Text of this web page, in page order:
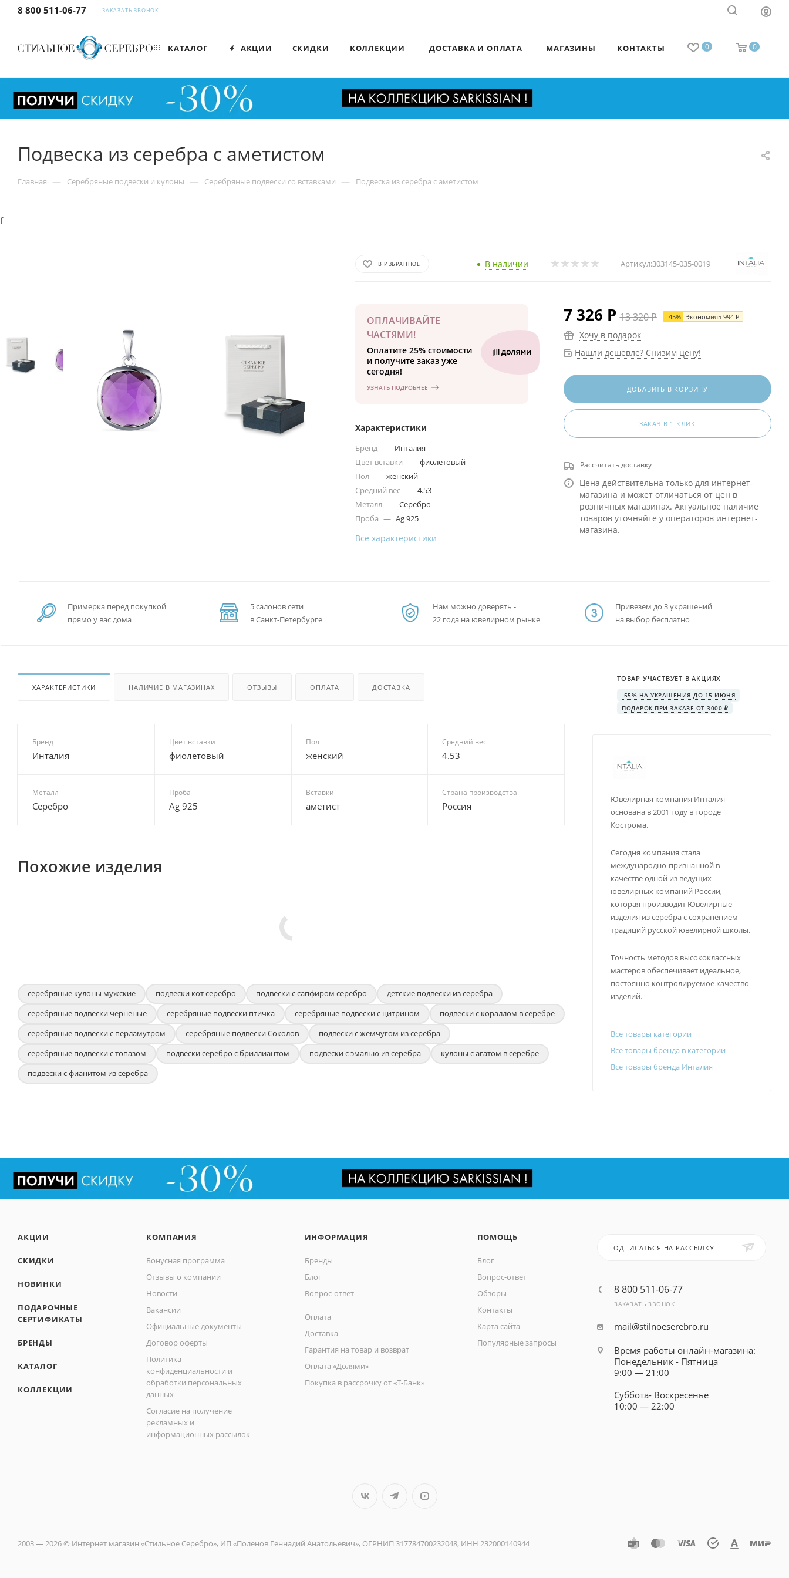
8 800 511-06-77 ЗАКАЗАТЬ ЗВОНОК
0 0
КАТАЛОГ АКЦИИ СКИДКИ КОЛЛЕКЦИИ ДОСТАВКА И ОПЛАТА МАГАЗИНЫ КОНТАКТЫ
Подвеска из серебра с аметистом
Главная — Серебряные подвески и кулоны — Серебряные подвески со вставками — Подвеска из серебра с аметистом
f
В ИЗБРАННОЕ В наличии Артикул:303145-035-0019
ОПЛАЧИВАЙТЕ
ЧАСТЯМИ!
Оплатите 25% стоимости
и получите заказ уже
сегодня!
УЗНАТЬ ПОДРОБНЕЕ
Характеристики
Бренд — Инталия
Цвет вставки — фиолетовый
Пол — женский
Средний вес — 4.53
Металл — Серебро
Проба — Ag 925
Все характеристики
7 326 Р 13 320Р -45% Экономия5 994Р
Хочу в подарок
Нашли дешевле? Снизим цену!
ДОБАВИТЬ В КОРЗИНУ
ЗАКАЗ В 1 КЛИК
Рассчитать доставку
Цена действительна только для интернет-
магазина и может отличаться от цен в
розничных магазинах. Актуальное наличие
товаров уточняйте у операторов интернет-
магазина.
Примерка перед покупкой
прямо у вас дома
5 салонов сети
в Санкт-Петербурге
Нам можно доверять -
22 года на ювелирном рынке
Привезем до 3 украшений
на выбор бесплатно
ХАРАКТЕРИСТИКИ НАЛИЧИЕ В МАГАЗИНАХ ОТЗЫВЫ ОПЛАТА ДОСТАВКА
Бренд
Инталия
Цвет вставки
фиолетовый
Пол
женский
Средний вес
4.53
Металл
Серебро
Проба
Ag 925
Вставки
аметист
Страна производства
Россия
Похожие изделия
серебряные кулоны мужские подвески кот серебро подвески с сапфиром серебро
детские подвески из серебра
серебряные подвески черненые
серебряные подвески птичка серебряные подвески с цитрином
подвески с кораллом в серебре
серебряные подвески с перламутром
серебряные подвески Соколов
подвески с жемчугом из серебра
серебряные подвески с топазом
подвески серебро с бриллиантом подвески с эмалью из серебра
кулоны с агатом в серебре
подвески с фианитом из серебра
ТОВАР УЧАСТВУЕТ В АКЦИЯХ
-55% НА УКРАШЕНИЯ ДО 15 ИЮНЯ
ПОДАРОК ПРИ ЗАКАЗЕ ОТ 3000 ₽
Ювелирная компания Инталия –
основана в 2001 году в городе
Кострома.
Сегодня компания стала
международно-признанной в
качестве одной из ведущих
ювелирных компаний России,
которая производит Ювелирные
изделия из серебра с сохранением
традиций русской ювелирной школы.
Точность методов высококлассных
мастеров обеспечивает идеальное,
постоянно контролируемое качество
изделий.
Все товары категории
Все товары бренда в категории
Все товары бренда Инталия
АКЦИИ
СКИДКИ
НОВИНКИ
ПОДАРОЧНЫЕ
СЕРТИФИКАТЫ
БРЕНДЫ
КАТАЛОГ
КОЛЛЕКЦИИ
КОМПАНИЯ
Бонусная программа
Отзывы о компании
Новости
Вакансии
Официальные документы
Договор оферты
Политика
конфиденциальности и
обработки персональных
данных
Согласие на получение
рекламных и
информационных рассылок
ИНФОРМАЦИЯ
Бренды
Блог
Вопрос-ответ
Оплата
Доставка
Гарантия на товар и возврат
Оплата «Долями»
Покупка в рассрочку от «Т-Банк»
ПОМОЩЬ
Блог
Вопрос-ответ
Обзоры
Контакты
Карта сайта
Популярные запросы
ПОДПИСАТЬСЯ НА РАССЫЛКУ
8 800 511-06-77
ЗАКАЗАТЬ ЗВОНОК
mail@stilnoeserebro.ru
Время работы онлайн-магазина:
Понедельник - Пятница
9:00 — 21:00
Суббота- Воскресенье
10:00 — 22:00
2003 — 2026 © Интернет магазин «Стильное Серебро», ИП «Поленов Геннадий Анатольевич», ОГРНИП 317784700232048, ИНН 232000140944